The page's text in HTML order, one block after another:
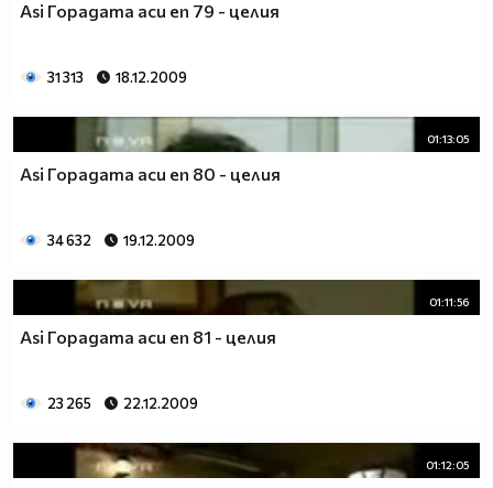
Asi Горадата аси еп 79 - целия
31 313 18.12.2009
01:13:05
Asi Горадата аси еп 80 - целия
34 632 19.12.2009
01:11:56
Asi Горадата аси еп 81 - целия
23 265 22.12.2009
01:12:05